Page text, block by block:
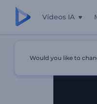
Vídeos IA
Would you like to